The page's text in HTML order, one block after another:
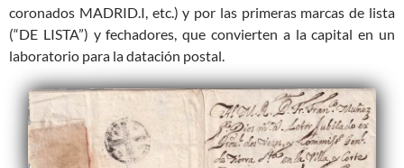
coronados MADRID.I, etc.) y por las primeras marcas de lista
(“DE LISTA”) y fechadores, que convierten a la capital en un
laboratorio para la datación postal.